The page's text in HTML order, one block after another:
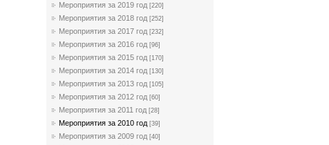
Мероприятия за 2019 год [220]
Мероприятия за 2018 год [252]
Мероприятия за 2017 год [232]
Мероприятия за 2016 год [96]
Мероприятия за 2015 год [170]
Мероприятия за 2014 год [130]
Мероприятия за 2013 год [105]
Мероприятия за 2012 год [60]
Мероприятия за 2011 год [28]
Мероприятия за 2010 год [39]
Мероприятия за 2009 год [40]